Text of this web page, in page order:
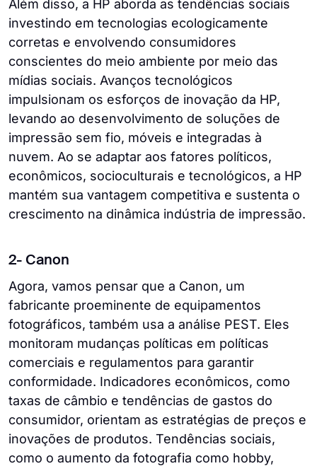
Além disso, a HP aborda as tendências sociais
investindo em tecnologias ecologicamente
corretas e envolvendo consumidores
conscientes do meio ambiente por meio das
mídias sociais. Avanços tecnológicos
impulsionam os esforços de inovação da HP,
levando ao desenvolvimento de soluções de
impressão sem fio, móveis e integradas à
nuvem. Ao se adaptar aos fatores políticos,
econômicos, socioculturais e tecnológicos, a HP
mantém sua vantagem competitiva e sustenta o
crescimento na dinâmica indústria de impressão.
2- Canon
Agora, vamos pensar que a Canon, um
fabricante proeminente de equipamentos
fotográficos, também usa a análise PEST. Eles
monitoram mudanças políticas em políticas
comerciais e regulamentos para garantir
conformidade. Indicadores econômicos, como
taxas de câmbio e tendências de gastos do
consumidor, orientam as estratégias de preços e
inovações de produtos. Tendências sociais,
como o aumento da fotografia como hobby,